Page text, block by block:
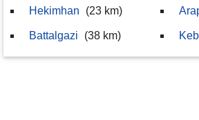
Hekimhan (23 km)
Battalgazi (38 km)